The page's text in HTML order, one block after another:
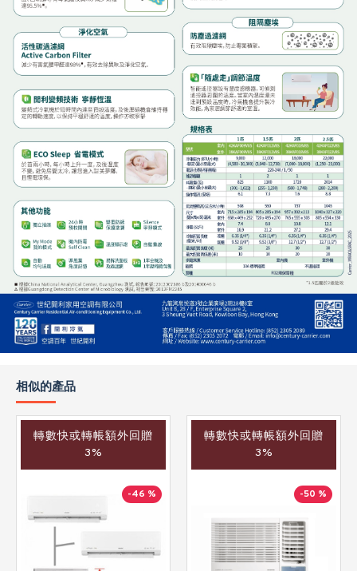
相似的產品
轉數快或轉帳額外回贈
3%
-46 %
轉數快或轉帳額外回贈
3%
-50 %